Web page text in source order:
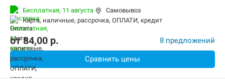
Бесплатная, 11 августа
Самовывоз
карта, наличные, рассрочка, ОПЛАТИ, кредит
от84,00 p. 8 предложений
Сравнить цены